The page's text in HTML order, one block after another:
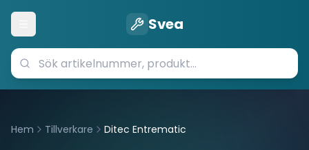
Öppna meny Svea
Hem Tillverkare Ditec Entrematic